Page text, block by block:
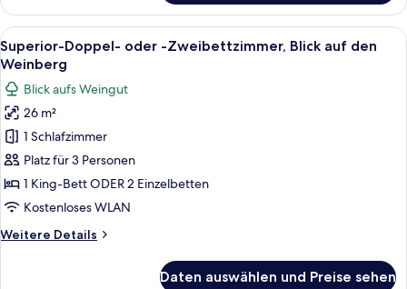
Doppelzimmer,
Bergblick
Alle
Fotos
für
Superior-
Doppel-
oder
-
Zweibettzimmer,
Blick
den
Ein Pool mit Blick auf einen
21
Superior-Doppel- oder -Zweibettzimmer, Blick auf den
Weinberg
Blick aufs Weingut
26 m²
1 Schlafzimmer
Platz für 3 Personen
1 King-Bett ODER 2 Einzelbetten
Kostenloses WLAN
Weitere Details
Weitere
Daten auswählen und Preise sehen